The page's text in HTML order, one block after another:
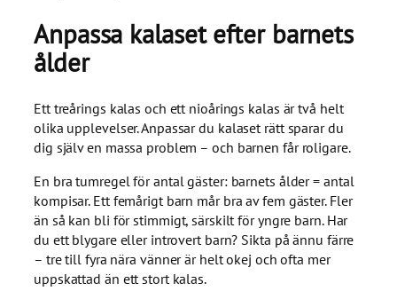
Anpassa kalaset efter barnets
ålder
Ett treårings kalas och ett nioårings kalas är två helt
olika upplevelser. Anpassar du kalaset rätt sparar du
dig själv en massa problem – och barnen får roligare.
En bra tumregel för antal gäster: barnets ålder = antal
kompisar. Ett femårigt barn mår bra av fem gäster. Fler
än så kan bli för stimmigt, särskilt för yngre barn. Har
du ett blygare eller introvert barn? Sikta på ännu färre
– tre till fyra nära vänner är helt okej och ofta mer
uppskattad än ett stort kalas.